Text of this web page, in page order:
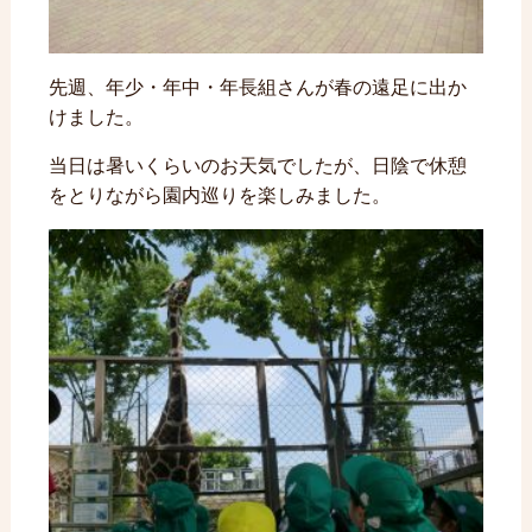
先週、年少・年中・年長組さんが春の遠足に出か
けました。
当日は暑いくらいのお天気でしたが、日陰で休憩
をとりながら園内巡りを楽しみました。